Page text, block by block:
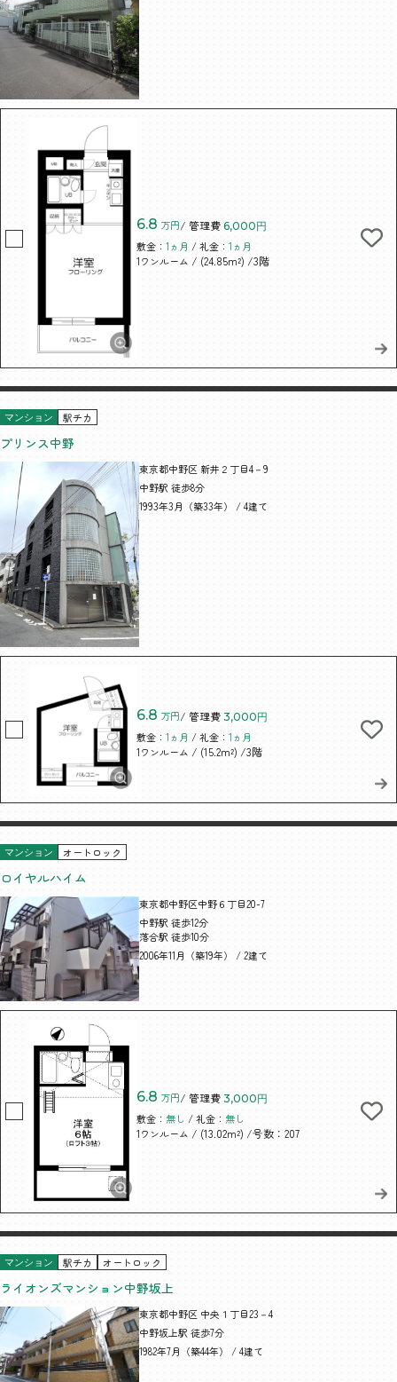
6.8 万円/ 管理費 6,000円
敷金：1ヵ月 / 礼金：1ヵ月
1ワンルーム / (24.85m²) /3階
マンション 駅チカ
プリンス中野
東京都中野区 新井２丁目4－9
中野駅 徒歩8分
1993年3月（築33年） / 4建て
6.8 万円/ 管理費 3,000円
敷金：1ヵ月 / 礼金：1ヵ月
1ワンルーム / (15.2m²) /3階
マンション オートロック
ロイヤルハイム
東京都中野区中野６丁目20-7
中野駅 徒歩12分
落合駅 徒歩10分
2006年11月（築19年） / 2建て
6.8 万円/ 管理費 3,000円
敷金： 無し / 礼金： 無し
1ワンルーム / (13.02m²) /号数：207
マンション 駅チカ オートロック
ライオンズマンション中野坂上
東京都中野区 中央１丁目23－4
中野坂上駅 徒歩7分
1982年7月（築44年） / 4建て